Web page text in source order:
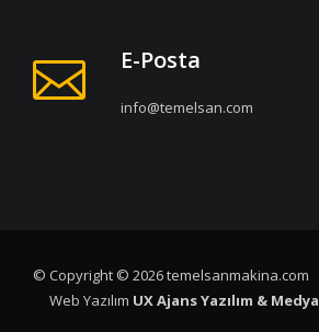
E-Posta
info@temelsan.com
© Copyright © 2026 temelsanmakina.com
Web Yazılım UX Ajans Yazılım & Medya